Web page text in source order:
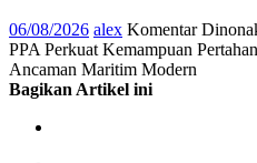
06/08/2026 alex Komentar
PPA Perkuat Kemampuan
Ancaman Maritim Modern
Bagikan Artikel ini